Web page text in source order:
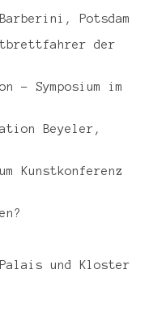
Potsdam
der
– Symposium im
Beyeler,
Kunstkonferenz
und Kloster